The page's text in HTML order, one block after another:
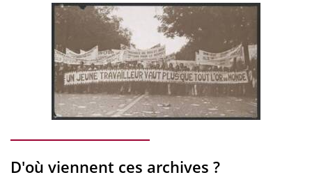
D'où viennent ces archives ?